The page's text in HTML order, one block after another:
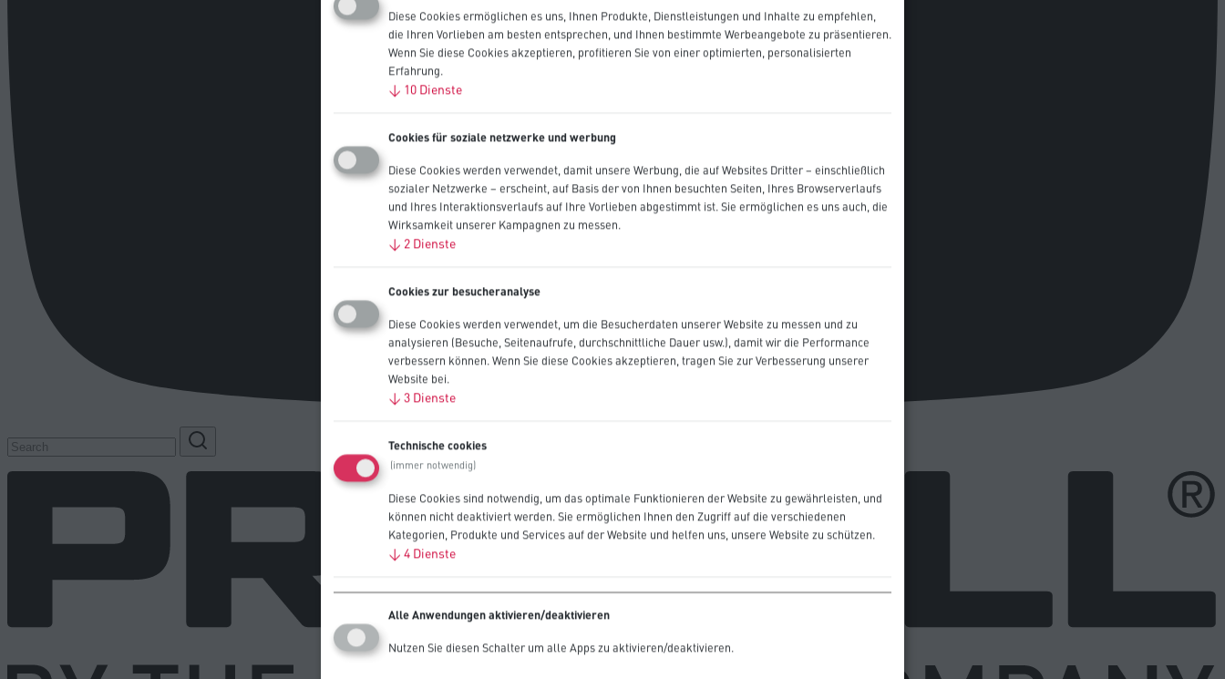
Diese Cookies ermöglichen es uns, Ihnen Produkte, Dienstleistungen und Inhalte zu empfehlen,
die Ihren Vorlieben am besten entsprechen, und Ihnen bestimmte Werbeangebote zu präsentieren.
Wenn Sie diese Cookies akzeptieren, profitieren Sie von einer optimierten, personalisierten
Erfahrung.
↓ 10 Dienste
Cookies für soziale netzwerke und werbung
Diese Cookies werden verwendet, damit unsere Werbung, die auf Websites Dritter – einschließlich
sozialer Netzwerke – erscheint, auf Basis der von Ihnen besuchten Seiten, Ihres Browserverlaufs
und Ihres Interaktionsverlaufs auf Ihre Vorlieben abgestimmt ist. Sie ermöglichen es uns auch, die
Wirksamkeit unserer Kampagnen zu messen.
↓ 2 Dienste
Cookies zur besucheranalyse
Diese Cookies werden verwendet, um die Besucherdaten unserer Website zu messen und zu
analysieren (Besuche, Seitenaufrufe, durchschnittliche Dauer usw.), damit wir die Performance
verbessern können. Wenn Sie diese Cookies akzeptieren, tragen Sie zur Verbesserung unserer
Website bei.
↓ 3 Dienste
Technische cookies
(immer notwendig)
Diese Cookies sind notwendig, um das optimale Funktionieren der Website zu gewährleisten, und
können nicht deaktiviert werden. Sie ermöglichen Ihnen den Zugriff auf die verschiedenen
Kategorien, Produkte und Services auf der Website und helfen uns, unsere Website zu schützen.
↓ 4 Dienste
Alle Anwendungen aktivieren/deaktivieren
Nutzen Sie diesen Schalter um alle Apps zu aktivieren/deaktivieren.